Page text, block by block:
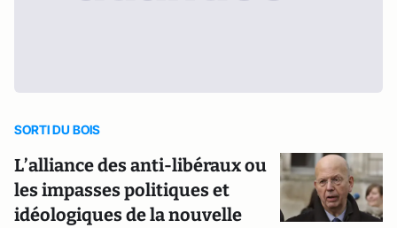
SORTI DU BOIS
L’alliance des anti-libéraux ou
les impasses politiques et
idéologiques de la nouvelle